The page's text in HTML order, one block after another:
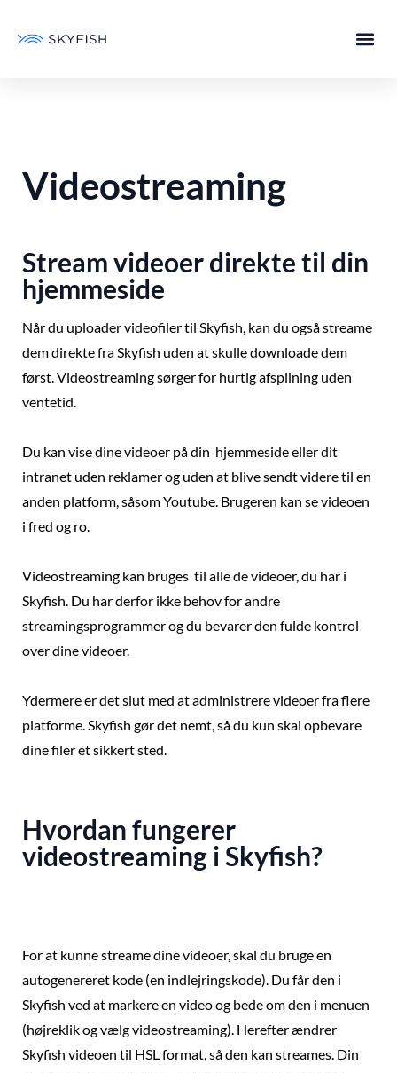
Videostreaming
Stream videoer direkte til din
hjemmeside
Når du uploader videofiler til Skyfish, kan du også streame
dem direkte fra Skyfish uden at skulle downloade dem
først. Videostreaming sørger for hurtig afspilning uden
ventetid.
Du kan vise dine videoer på din hjemmeside eller dit
intranet uden reklamer og uden at blive sendt videre til en
anden platform, såsom Youtube. Brugeren kan se videoen
i fred og ro.
Videostreaming kan bruges til alle de videoer, du har i
Skyfish. Du har derfor ikke behov for andre
streamingsprogrammer og du bevarer den fulde kontrol
over dine videoer.
Ydermere er det slut med at administrere videoer fra flere
platforme. Skyfish gør det nemt, så du kun skal opbevare
dine filer ét sikkert sted.
Hvordan fungerer
videostreaming i Skyfish?
For at kunne streame dine videoer, skal du bruge en
autogenereret kode (en indlejringskode). Du får den i
Skyfish ved at markere en video og bede om den i menuen
(højreklik og vælg videostreaming). Herefter ændrer
Skyfish videoen til HSL format, så den kan streames. Din